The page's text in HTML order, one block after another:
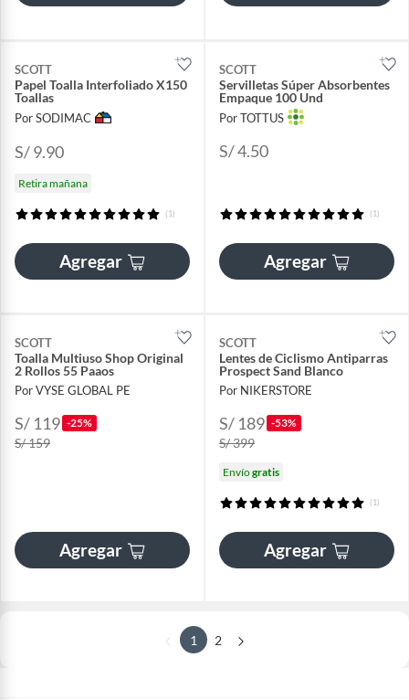
SCOTT
Papel Toalla Interfoliado X150
Toallas
Por SODIMAC
S/ 9.90
Retira mañana
(1)
Agregar
SCOTT
Servilletas Súper Absorbentes
Empaque 100 Und
Por TOTTUS
S/ 4.50
(1)
Agregar
SCOTT
Toalla Multiuso Shop Original
2 Rollos 55 Paaos
Por VYSE GLOBAL PE
S/ 119 -25%
S/ 159
Agregar
SCOTT
Lentes de Ciclismo Antiparras
Prospect Sand Blanco
Por NIKERSTORE
S/ 189 -53%
S/ 399
Envíogratis
(1)
Agregar
1 2